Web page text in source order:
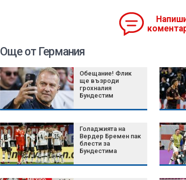
Още от Германия
Обещание! Флик
ще възроди
грохналия
Бундестим
Голаджията на
Вердер Бремен пак
блести за
Бундестима